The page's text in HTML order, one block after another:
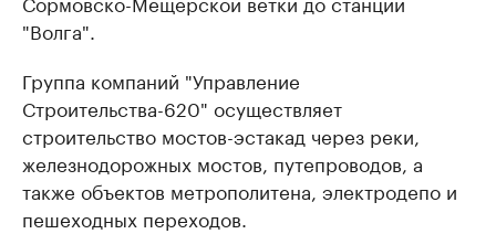
"Волга".
Группа компаний "Управление
Строительства-620" осуществляет
строительство мостов-эстакад через реки,
железнодорожных мостов, путепроводов, а
также объектов метрополитена, электродепо и
пешеходных переходов.